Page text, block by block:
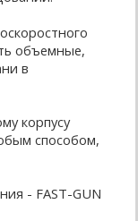
объемные,
в
корпусу
способом,
- FAST-GUN